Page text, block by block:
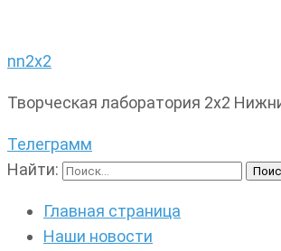
nn2x2
Творческая лаборатория 2х2
Телеграмм
Найти:
Главная страница
Наши новости